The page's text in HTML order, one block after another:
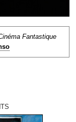
Fantastique